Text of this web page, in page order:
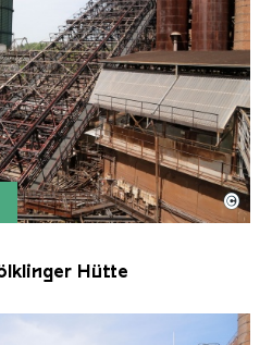
Völklinger Hütte mit
Völklinger Hütte | Karl
©
Hütte